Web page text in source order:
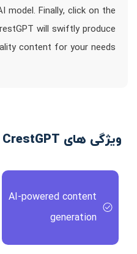
model. Finally, click on the
will swiftly produce
content for your needs
ویژگی های CrestGPT
AI-powered content
generation